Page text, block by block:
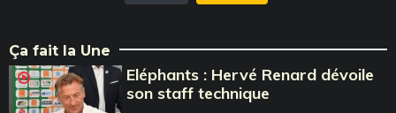
Ça fait la Une
Eléphants : Hervé Renard dévoile
son staff technique